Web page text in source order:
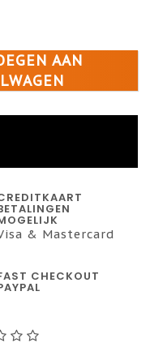
AAN
& Mastercard
CHECKOUT